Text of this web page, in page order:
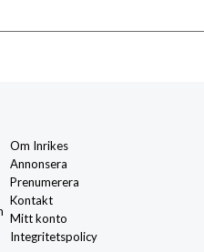
Om Inrikes
Annonsera
Prenumerera
Kontakt
Mitt konto
Integritetspolicy